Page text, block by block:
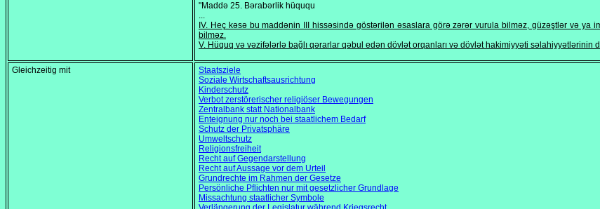
"Maddə 25. Bərabərlik hüququ
...
IV. Heç kəsə bu maddənin III hissəsində göstərilən əsaslara görə zərər vurula bilməz, güzəştlər və
bilməz.
V. Hüquq və vəzifələrlə bağlı qərarlar qəbul edən dövlət orqanları və dövlət hakimiyyəti səlahiyyətlərinin
Gleichzeitig mit
Staatsziele
Soziale Wirtschaftsausrichtung
Kinderschutz
Verbot zerstörerischer religiöser Bewegungen
Zentralbank statt Nationalbank
Enteignung nur noch bei staatlichem Bedarf
Schutz der Privatsphäre
Umweltschutz
Religionsfreiheit
Recht auf Gegendarstellung
Recht auf Aussage vor dem Urteil
Grundrechte im Rahmen der Gesetze
Persönliche Pflichten nur mit gesetzlicher Grundlage
Missachtung staatlicher Symbole